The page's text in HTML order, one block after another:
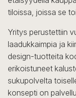
tiloissa, joissa se
Yritys perustettiin
laadukkaimpia ja
design-tuotteita
erikoistuneet
sukupolvelta
konsepti on